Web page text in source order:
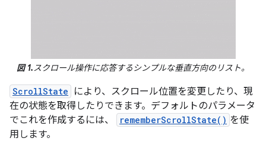
図 1.スクロール操作に応答するシンプルな垂直方向のリスト。
ScrollState
により、スクロール位置を変更したり、現
在の状態を取得したりできます。デフォルトのパラメータ
でこれを作成するには、
rememberScrollState() を使
用します。